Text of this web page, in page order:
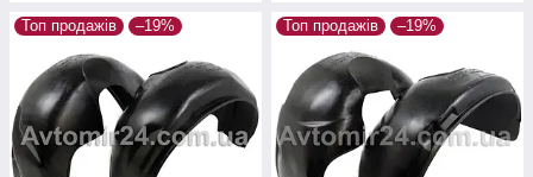
Топ продажів –19% Топ продажів –19%